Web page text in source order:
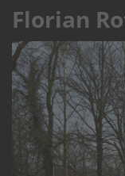
Florian